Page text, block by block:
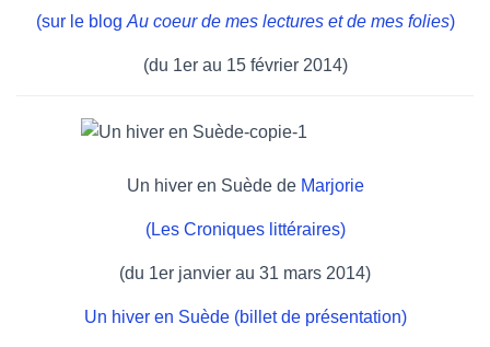
(sur le blog Au coeur de mes lectures et de mes folies)
(du 1er au 15 février 2014)
Un hiver en Suède de Marjorie
(Les Croniques littéraires)
(du 1er janvier au 31 mars 2014)
Un hiver en Suède (billet de présentation)